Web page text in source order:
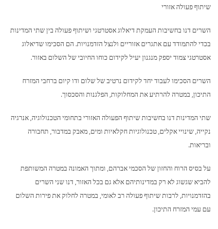
שיתוף פעולה אזורי
השרים דנו בחשיבות העמקת דיאלוג אסטרטגי ושיתוף פעולה בין שתי המדינות
בכדי להתמודד עם אתגרים אזוריים ולנצל הזדמנויות. הם הסכימו שדיאלוג
אסטרטגי צמוד יספק מנגנון יעיל לקידום כוחו החיובי של השלום באזור.
השרים הסכימו לעבוד יחד לקידום נרטיב של שלום ודו קיום ברחבי המזרח
התיכון, במטרה להרתיע את המחלוקות, הפלגנות והסכסוך.
שתי המדינות דנו בחשיבות שיתוף הפעולה האזורי בתחומי הטכנולוגיה, אנרגיה
נקייה, שינויי אקלים, טכנולוגיות חקלאיות ומים, מאבק במדבור, תחבורה
ובריאות.
על בסיס הרוח והחזון של הסכמי אברהם, ומתוך האמונה במטרה המשותפת
להביא שגשוג לא רק במדינותיהם אלא גם בכל האזור, דנו שני השרים
בהזדמנויות, לרבות שיתוף פעולה רב לאומי, במטרה לחלוק את פירות השלום
עם עמי המזרח התיכון.